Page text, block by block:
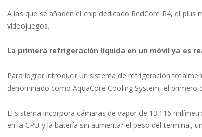
A las que se añaden el chip dedicado RedCore R4, el
videojuegos.
La primera refrigeración líquida en un móvil ya es
Para lograr introducir un sistema de refrigeración
denominado como AquaCore Cooling System, el primero
El sistema incorpora cámaras de vapor de 13.116
en la CPU y la batería sin aumentar el peso del terminal,